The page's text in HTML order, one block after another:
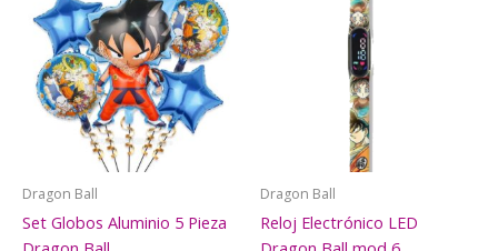
Dragon Ball
Set Globos Aluminio 5 Pieza
Dragon Ball
Reloj Electrónico LED